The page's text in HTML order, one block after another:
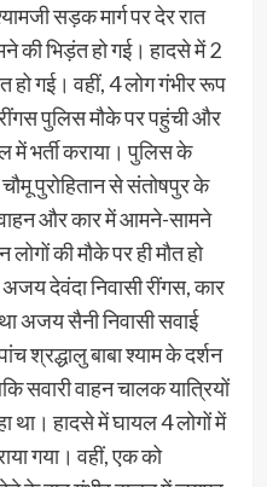
सड़क मार्ग पर देर रात
की भिड़ंत हो गई। हादसे में 2
हो गई। वहीं, 4 लोग गंभीर रूप
पुलिस मौके पर पहुंची और
में भर्ती कराया। पुलिस के
पुरोहितान से संतोषपुर के
और कार में आमने-सामने
की मौके पर ही मौत हो
देवंदा निवासी रींगस, कार
अजय सैनी निवासी सवाई
श्रद्धालु बाबा श्याम के दर्शन
सवारी वाहन चालक यात्रियों
था। हादसे में घायल 4 लोगों में
गया। वहीं, एक को